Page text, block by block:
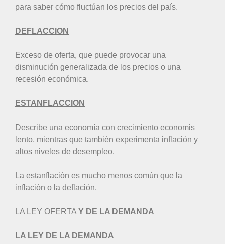
para saber cómo fluctúan los precios del país.
DEFLACCION
Exceso de oferta, que puede provocar una
disminución generalizada de los precios o una
recesión económica.
ESTANFLACCION
Describe una economía con crecimiento economis
lento, mientras que también experimenta inflación y
altos niveles de desempleo.
La estanflación es mucho menos común que la
inflación o la deflación.
LA LEY OFERTA Y DE LA DEMANDA
LA LEY DE LA DEMANDA